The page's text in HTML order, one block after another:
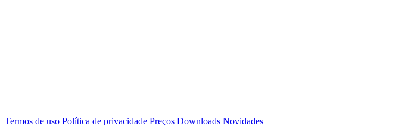
Termos de uso Política de privacidade Preços Downloads Novidades